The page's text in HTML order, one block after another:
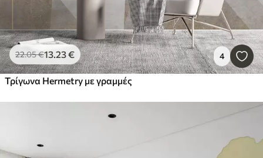
22.05€13.23€ 4
Τρίγωνα Hermetry με γραμμές